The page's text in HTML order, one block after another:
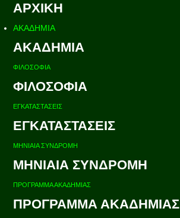
ΑΡΧΙΚΗ
ΑΚΑΔΗΜΙΑ
ΑΚΑΔΗΜΙΑ
ΦΙΛΟΣΟΦΙΑ
ΦΙΛΟΣΟΦΙΑ
ΕΓΚΑΤΑΣΤΑΣΕΙΣ
ΕΓΚΑΤΑΣΤΑΣΕΙΣ
ΜΗΝΙΑΙΑ ΣΥΝΔΡΟΜΗ
ΜΗΝΙΑΙΑ ΣΥΝΔΡΟΜΗ
ΠΡΟΓΡΑΜΜΑ ΑΚΑΔΗΜΙΑΣ
ΠΡΟΓΡΑΜΜΑ ΑΚΑΔΗΜΙΑΣ